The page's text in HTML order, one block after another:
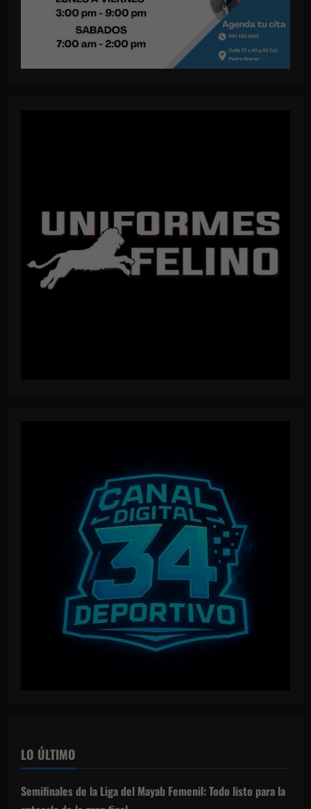
LO ÚLTIMO
Semifinales de la Liga del Mayab Femenil: Todo listo para la